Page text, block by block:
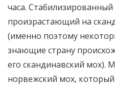
часа.
произрастающий на
(именно поэтому
знающие страну
его скандинавский мох).
норвежский мох,